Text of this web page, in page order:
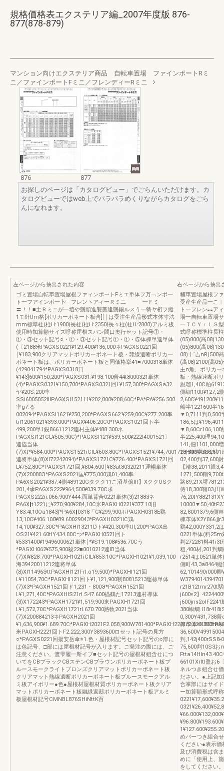
規格価格表エクステリア編_2007年度版 876-
877(878-879)
マンション向けエクステリア商品 自転車置場 ファインポートRミ
ニ／ファインポートFミニ／フレンディーRミニ
876
877
お探しのページは「カタログビュー」でごらんいただけます。カ
タログビューではweb上でパラパラめくりながらカタログをごら
んになれます。
左ページから抽出された内容
ゴミ置場自転車置場屋根ファィンポートFミエ単体フ万﹁ンポー
ト一フアインポ一卜﹂フレンヽアィーＲミ二 一Ｆミ
〓！！■土Ｒミニが一埴や襲頑進襲藁逢襲錫ルスう一勢ヤ桁フ縦
1モ針tlm格[ポリカーボネート板含]￨￨は受注生産品形式本体寸法
mm標準柱(柱H:1900)長柱(柱H:2350)長々柱(柱H:2800)アルミ板
使用時加算額サイズ呼称屋根スパン間口奥行セット記号①・
①・③セット記号○・①・③セット記号①・①・⑤体棟単違単体
(〔2188米PAGXS0221¥129.400¥136,000ネPAGXS0221回
￨¥183,900クリアマットポリカーボネート板・隷線遺断ポリカー
ボネート板は、ポリカーボネート板と同価格挙41■7000318単体
(429041794*PAGXS0318日
¥143]600¥150,200*PAGXS031:¥198.100普44t8000321単体
(4)*PAGXS0321¥150,700*PAGXS0321回L¥157,300*PAGXSa32
ヤ¥20S.200率
SSi6005052ⅢPAGXSl152111¥202,000¥208,60C*PA*PA¥256.500
率g7:る
002094*PAGXSl1621¥250,200*PAGXS662`¥259,00C¥277.200率
til12061021¥393.000*PAGX¥406.20C0*PAGXS1021回ト半
499,200単1鋭86611212連村主体¥488.300ネ
PAGXSl121CL¥505,90C)*PAGXSl121¥539,500¥222!4001521〕
連協当体
(7)Xt*¥584.000*PAGXS1521iCIL¥603.80C*PAGXS1521¥744,7001720HⅢ9001721〕
連将単体(8)XI72242094)*PAGXS1721C¥726.400*PAGXS1721回
L¥752,80C*PAGXS1721回,¥804,600￨¥83at80320211運暢単体
(7)X20088Э*PAGXS2021匡¥775,000鶏01,400率
PA6XS2021¥387.4側489120Gタクク11こ沼基億IR】XククOSク
201,4承PAGXS222¥964,500¥039.70C求
PAGXS222ri.066.900Y444.面単背合0221単体(3)21883ネ
PA6X‖t1221に¥270,900¥284,10C米PAGXH0221¥377.10旧
Y83.4t10Oa1843)*PA6X‖0318「C¥299,900ホPAGXH0318E鶏
13,10C¥406.100¥89.60029043*PAGXH0321lC鶏
14,100¥327.30C*PAGXHl13211Dト¥420.300率tll,200*PAGX出
OS21¥421.60tlY434.80Cつ*PAGXH0521回ト
¥5331400¥19496000621単体￨*¥S19.108¥536.70Cう
*PAGXH062¥575,900殺22■0010212連lB当体
(7)XI¥828.700*PAGXH1021iCIL¥853.10C*PAGXH1021¥1,039,100
海39420011212連将単体
(8)XI11496ЭttPAGXHl121Frl.o19,500)*PAGXHl121回
L¥11054,70C*PAGXHl121回ト¥1,121,900靭80815213運椋単体
(7)X3*PAGXH1521回ド1,231・800Э*PAGXH1521回
L¥1,271,40C*PAGXHlS21rl.S47.600描鶴た17213連村導体
(3)X172243*PAGXH1721¥1,519,900来PAGXH1721回
L¥1,572,70C*PAGXH1721rl.670.700路軌2021当体
(7)X200884213ネPAGXH2021回
米PAGXH2221回トF2.222,300Y3893600ロセット記号の見方
○*PAGXS0221回揚安岳傘※1.色・屋根材記号セット記号の○部に
は色記号、□部には屋根材記号が入ります。ご発注の際には、ご
注意ください。渡雫履一斯イブ■セット記号の屋根材組含せにつ
いてをCBブラックCBステンCBブラウンポリカーボネート板ブ
ルースモークライトブロンズクリアマットポリカーボネート板
クリアマット熱線遺断ポリカーボネート板ブルースモークアル
ミ板アイボリー●色●屋根材屋根材質ポリカーボネート板クリア
マットポリカーボネート板融緑返邸ポリカーボネート板アルミ
板屋根材記号CMNBL876SHiNttK百
右ページから抽出
輔車置場屋根フ
受産生産品一こ
ト一フレン︻ア
場一自転車置場
一ＴＣＹ︲ＬＳ
式呼称標準柱長
(05)800(高
(05)800(高
08)十`吉nR)500
(高08)2100(高
主n魚、ポリカー
板・熱線速断ポ
思瑠1,40C粕
側細110tl¥127,2
船半1221600半
▼0,7111判0,500
186,5は
▼8,60Cr106,100
半225,400理
141,佃1101,000
18,300半
02,400判37,600
【靖38,2011親
1271,500鞘
路89,21X堺
侍18,300鞘03,田
82,8001379,6側
棟革体
鶏42,000Y331,2
0221単体(料25m
判272281料41i3t
粗,400材,201判
r2514は0521単
側町43,3a8464
62,101490r000
r21B12tmr270t
j600×2】
j600jns2olF2241
380蜘鯛
0,300Y431,738
棟革体×l1863m
判
75,600判10S3お
66101Xrltl盈お6
ネルつき組合せ
ださい。●上記
合掌部にはサイ
ー加算額形式呼
めバーつき組合
ください●表示
及び消費税は含
めに「使用上、
をしてください